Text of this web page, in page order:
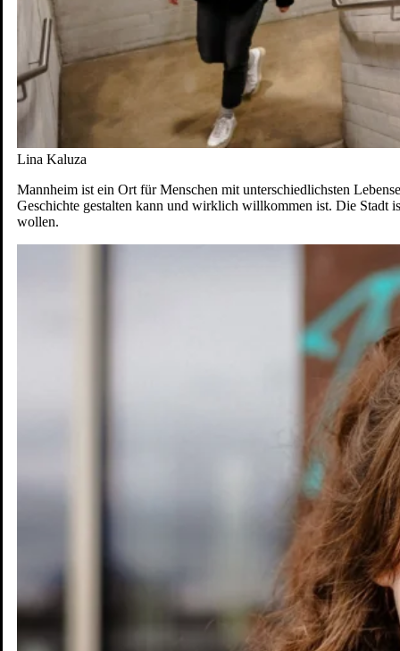
Lina Kaluza
Mannheim ist ein Ort für Menschen mit unterschiedlichsten
Geschichte gestalten kann und wirklich willkommen ist. Die Stadt
wollen.